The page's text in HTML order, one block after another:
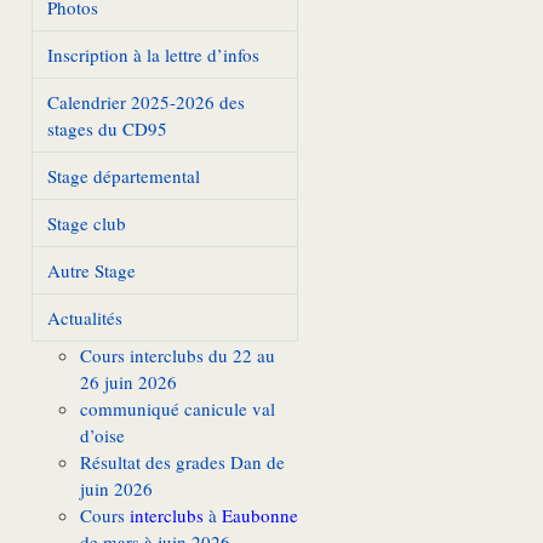
Photos
Inscription à la lettre d’infos
Calendrier 2025-2026 des
stages du CD95
Stage départemental
Stage club
Autre Stage
Actualités
Cours interclubs du 22 au
26 juin 2026
communiqué canicule val
d’oise
Résultat des grades Dan de
juin 2026
Cours interclubs à Eaubonne